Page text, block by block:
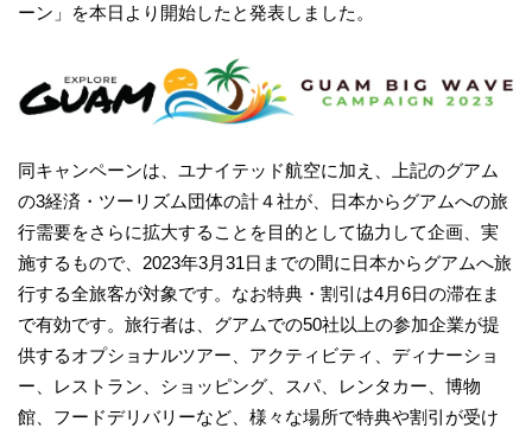
ーン」を本日より開始したと発表しました。
同キャンペーンは、ユナイテッド航空に加え、上記のグアム
の3経済・ツーリズム団体の計４社が、日本からグアムへの旅
行需要をさらに拡大することを目的として協力して企画、実
施するもので、2023年3月31日までの間に日本からグアムへ旅
行する全旅客が対象です。なお特典・割引は4月6日の滞在ま
で有効です。旅行者は、グアムでの50社以上の参加企業が提
供するオプショナルツアー、アクティビティ、ディナーショ
ー、レストラン、ショッピング、スパ、レンタカー、博物
館、フードデリバリーなど、様々な場所で特典や割引が受け